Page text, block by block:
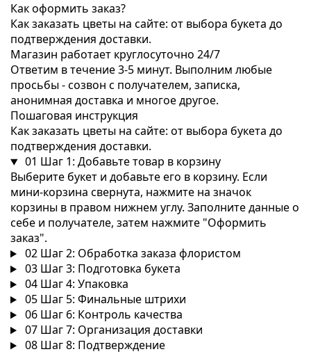
Как оформить заказ?
Как заказать цветы на сайте: от выбора букета до
подтверждения доставки.
Магазин работает круглосуточно 24/7
Ответим в течение 3-5 минут. Выполним любые
просьбы - созвон с получателем, записка,
анонимная доставка и многое другое.
Пошаговая инструкция
Как заказать цветы на сайте: от выбора букета до
подтверждения доставки.
01 Шаг 1: Добавьте товар в корзину
Выберите букет и добавьте его в корзину. Если
мини-корзина свернута, нажмите на значок
корзины в правом нижнем углу. Заполните данные о
себе и получателе, затем нажмите "Оформить
заказ".
02 Шаг 2: Обработка заказа флористом
03 Шаг 3: Подготовка букета
04 Шаг 4: Упаковка
05 Шаг 5: Финальные штрихи
06 Шаг 6: Контроль качества
07 Шаг 7: Организация доставки
08 Шаг 8: Подтверждение